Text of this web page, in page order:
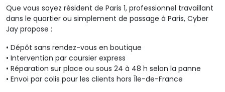
Que vous soyez résident de Paris 1, professionnel travaillant
dans le quartier ou simplement de passage à Paris, Cyber
Jay propose :
• Dépôt sans rendez-vous en boutique
• Intervention par coursier express
• Réparation sur place ou sous 24 à 48 h selon la panne
• Envoi par colis pour les clients hors Île-de-France